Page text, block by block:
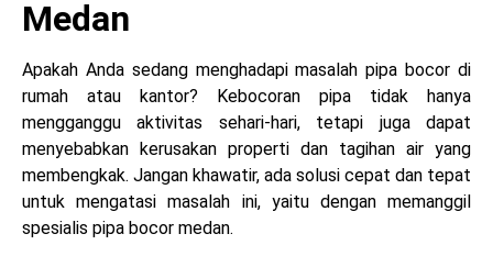
Medan
Apakah Anda sedang menghadapi masalah pipa bocor di
rumah atau kantor? Kebocoran pipa tidak hanya
mengganggu aktivitas sehari-hari, tetapi juga dapat
menyebabkan kerusakan properti dan tagihan air yang
membengkak. Jangan khawatir, ada solusi cepat dan tepat
untuk mengatasi masalah ini, yaitu dengan memanggil
spesialis pipa bocor medan.